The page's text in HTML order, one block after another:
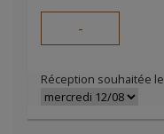
-
Réception souhaitée le